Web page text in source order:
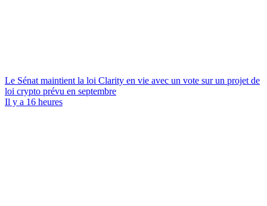
Le Sénat maintient la loi Clarity en vie avec un vote sur un projet de
loi crypto prévu en septembre
Il y a 16 heures